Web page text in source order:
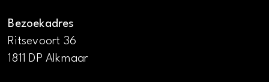
Bezoekadres
Ritsevoort 36
1811 DP Alkmaar